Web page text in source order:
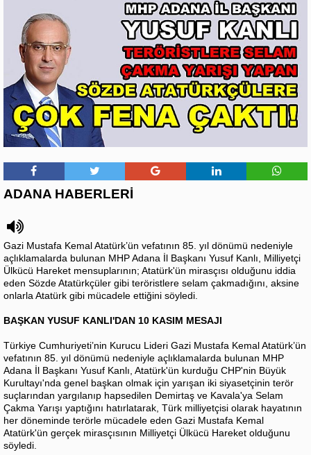
ADANA HABERLERİ
Gazi Mustafa Kemal Atatürk’ün vefatının 85. yıl dönümü nedeniyle
açlıklamalarda bulunan MHP Adana İl Başkanı Yusuf Kanlı, Milliyetçi
Ülkücü Hareket mensuplarının; Atatürk'ün mirasçısı olduğunu iddia
eden Sözde Atatürkçüler gibi teröristlere selam çakmadığını, aksine
onlarla Atatürk gibi mücadele ettiğini söyledi.
BAŞKAN YUSUF KANLI'DAN 10 KASIM MESAJI
Türkiye Cumhuriyeti’nin Kurucu Lideri Gazi Mustafa Kemal Atatürk’ün
vefatının 85. yıl dönümü nedeniyle açlıklamalarda bulunan MHP
Adana İl Başkanı Yusuf Kanlı, Atatürk'ün kurduğu CHP'nin Büyük
Kurultayı'nda genel başkan olmak için yarışan iki siyasetçinin terör
suçlarından yargılanıp hapsedilen Demirtaş ve Kavala'ya Selam
Çakma Yarışı yaptığını hatırlatarak, Türk milliyetçisi olarak hayatının
her döneminde terörle mücadele eden Gazi Mustafa Kemal
Atatürk'ün gerçek mirasçısının Milliyetçi Ülkücü Hareket olduğunu
söyledi.